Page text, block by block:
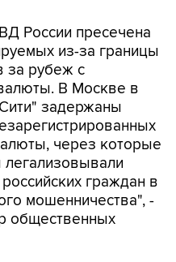
России пресечена
из-за границы
за рубеж с
В Москве в
задержаны
через которые
легализовывали
граждан в
мошенничества", -
общественных